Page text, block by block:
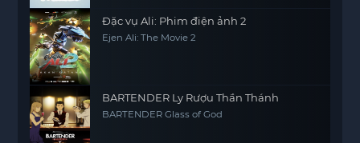
Đặc vụ Ali: Phim điện ảnh 2
Ejen Ali: The Movie 2
BARTENDER Ly Rượu Thần Thánh
BARTENDER Glass of God